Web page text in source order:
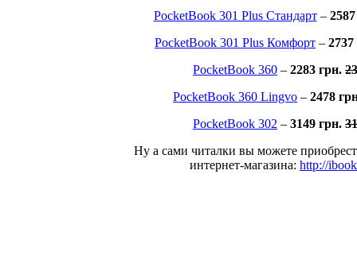
PocketBook 301 Plus Стандарт–
PocketBook 301 Plus Комфорт –
PocketBook 360 – 2283 грн.
PocketBook 360 Lingvo – 2478
PocketBook 302 – 3149 грн.
Ну а сами читалки вы можете
интернет-магазина: http://